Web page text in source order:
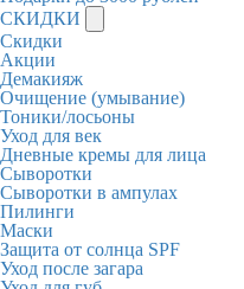
СКИДКИ
Скидки
Акции
Демакияж
Очищение (умывание)
Тоники/лосьоны
Уход для век
Дневные кремы для лица
Сыворотки
Сыворотки в ампулах
Пилинги
Маски
Защита от солнца SPF
Уход после загара